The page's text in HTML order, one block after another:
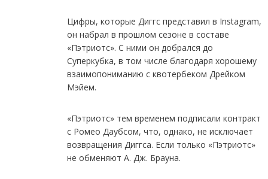
Цифры, которые Диггс представил в Instagram,
он набрал в прошлом сезоне в составе
«Пэтриотс». С ними он добрался до
Суперкубка, в том числе благодаря хорошему
взаимопониманию с квотербеком Дрейком
Мэйем.
«Пэтриотс» тем временем подписали контракт
с Ромео Даубсом, что, однако, не исключает
возвращения Диггса. Если только «Пэтриотс»
не обменяют А. Дж. Брауна.